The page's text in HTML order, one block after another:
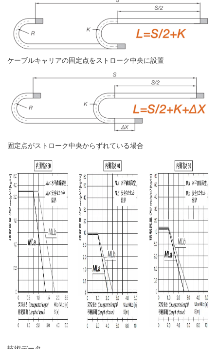
ケーブルキャリアの固定点をストローク中央に設置
固定点がストローク中央からずれている場合